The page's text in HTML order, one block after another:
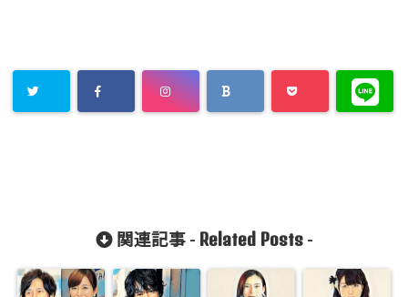
関連記事 - Related Posts-